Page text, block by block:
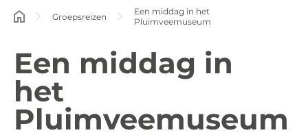
Groepsreizen
Een middag in het
Pluimveemuseum
Een middag in
het
Pluimveemuseum